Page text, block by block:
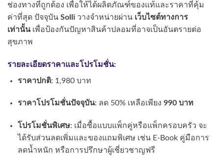
ช่องทางที่ถูกต้อง เพื่อให้ได้ผลิตภัณฑ์ของแท้และราคาที่คุ้ม
ค่าที่สุด ปัจจุบัน Solli วางจำหน่ายผ่าน เว็บไซต์ทางการ
เท่านั้นเพื่อป้องกันปัญหาสินค้าปลอมที่อาจเป็นอันตรายต่อ
สุขภาพ
รายละเอียดราคาและโปรโมชั่น:
ราคาปกติ: 1,980 บาท
ราคาโปรโมชั่นปัจจุบัน: ลด 50% เหลือเพียง 990 บาท
โปรโมชั่นพิเศษ: เมื่อซื้อแบบแพ็กคู่หรือแพ็กครอบครัว จะ
ได้รับส่วนลดเพิ่มและของแถมพิเศษ เช่น E-Book คู่มือการ
ลดน้ำหนัก หรือการปรึกษาผู้เชี่ยวชาญฟรี